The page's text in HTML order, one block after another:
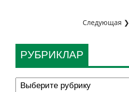
Следующая ❯
РУБРИКЛАР